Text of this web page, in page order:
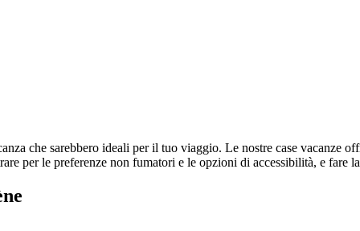
che sarebbero ideali per il tuo viaggio. Le nostre case
per le preferenze non fumatori e le opzioni di accessibilità, e fare